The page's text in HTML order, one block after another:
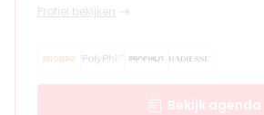
Profiel bekijken
Bekijk agenda